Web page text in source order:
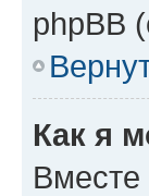
phpBB
Как я
Вместе